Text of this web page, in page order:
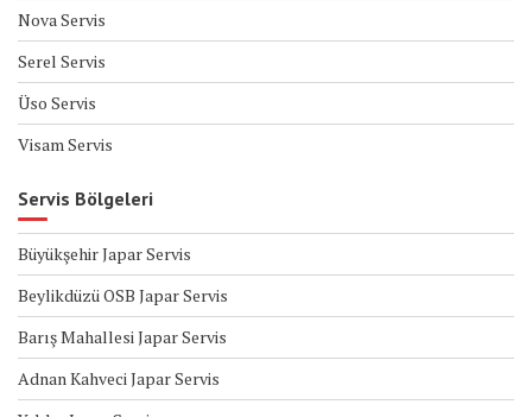
Nova Servis
Serel Servis
Üso Servis
Visam Servis
Servis Bölgeleri
Büyükşehir Japar Servis
Beylikdüzü OSB Japar Servis
Barış Mahallesi Japar Servis
Adnan Kahveci Japar Servis